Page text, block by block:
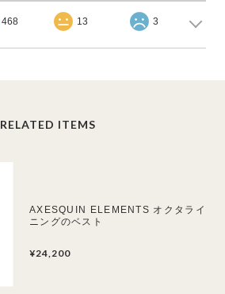
468 13 3
RELATED ITEMS
AXESQUIN ELEMENTS オクタライ
ニングのベスト
¥24,200